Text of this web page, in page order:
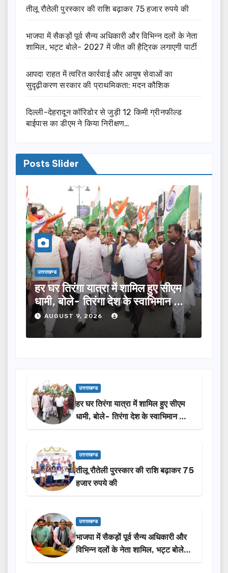
तीलू रौतेली पुरस्कार की राशि बढ़ाकर 75 हजार रुपये की
भाजपा में सैकड़ों पूर्व सैन्य अधिकारी और विभिन्न दलों के नेता
शामिल, भट्ट बोले- 2027 में जीत की हैट्रिक लगाएगी पार्टी
आपदा राहत में त्वरित कार्रवाई और आयुष सेवाओं का
सुदृढ़ीकरण सरकार की प्राथमिकता: मदन कौशिक
दिल्ली-देहरादून कॉरिडोर से जुड़ी 12 किमी ग्रीनफील्ड
बाईपास का डीएम ने किया निरीक्षण…
Posts Slider
उत्तराखण्ड
हर घर तिरंगा यात्रा में शामिल हुए सीएम
धामी, बोले- तिरंगा देश के स्वाभिमान का
प्रतीक
AUGUST 9, 2026
उत्तराखण्ड
हर घर तिरंगा यात्रा में शामिल हुए सीएम
धामी, बोले- तिरंगा देश के स्वाभिमान का
प्रतीक
उत्तराखण्ड
तीलू रौतेली पुरस्कार की राशि बढ़ाकर 75
हजार रुपये की
उत्तराखण्ड
भाजपा में सैकड़ों पूर्व सैन्य अधिकारी और
विभिन्न दलों के नेता शामिल, भट्ट बोले-
2027 में जीत की हैट्रिक लगाएगी पार्टी